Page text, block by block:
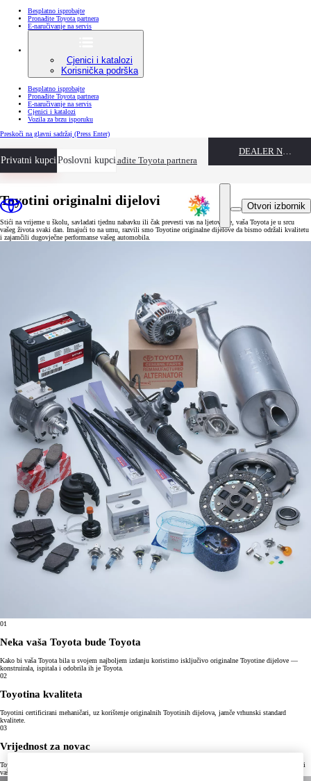
Besplatno isprobajte
Pronađite Toyota partnera
E-naručivanje na servis
Cjenici i katalozi
Korisnička podrška
Besplatno isprobajte
Pronađite Toyota partnera
E-naručivanje na servis
Cjenici i katalozi
Vozila za brzu isporuku
Preskoči na glavni sadržaj (Press Enter)
Privatni kupciPoslovni kupci
Besplatno isprobajte Pronađite Toyota partnera
DEALER NAME
Otvori izbornik
Toyotini originalni dijelovi
Stići na vrijeme u školu, savladati tjednu nabavku ili čak prevesti vas na ljetovanje, vaša Toyota je u srcu
vašeg života svaki dan. Imajući to na umu, razvili smo Toyotine originalne dijelove da bismo održali kvalitetu
i zajamčili dugovječne performanse vašeg automobila.
01
Neka vaša Toyota bude Toyota
Kako bi vaša Toyota bila u svojem najboljem izdanju koristimo isključivo originalne Toyotine dijelove —
konstruirala, ispitala i odobrila ih je Toyota.
02
Toyotina kvaliteta
Toyotini certificirani mehaničari, uz korištenje originalnih Toyotinih dijelova, jamče vrhunski standard
kvalitete.
03
Vrijednost za novac
Toyotini originalni dijelovi imaju konkurentnu cijenu, a povrh toga, pomažu u održavanju ostatka vrijednosti
vaše Toyote